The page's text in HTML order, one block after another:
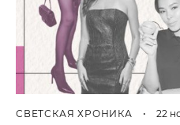
СВЕТСКАЯ ХРОНИКА • 22